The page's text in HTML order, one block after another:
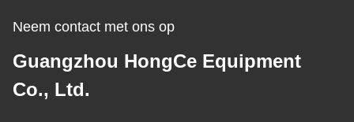
Neem contact met ons op
Guangzhou HongCe Equipment
Co., Ltd.